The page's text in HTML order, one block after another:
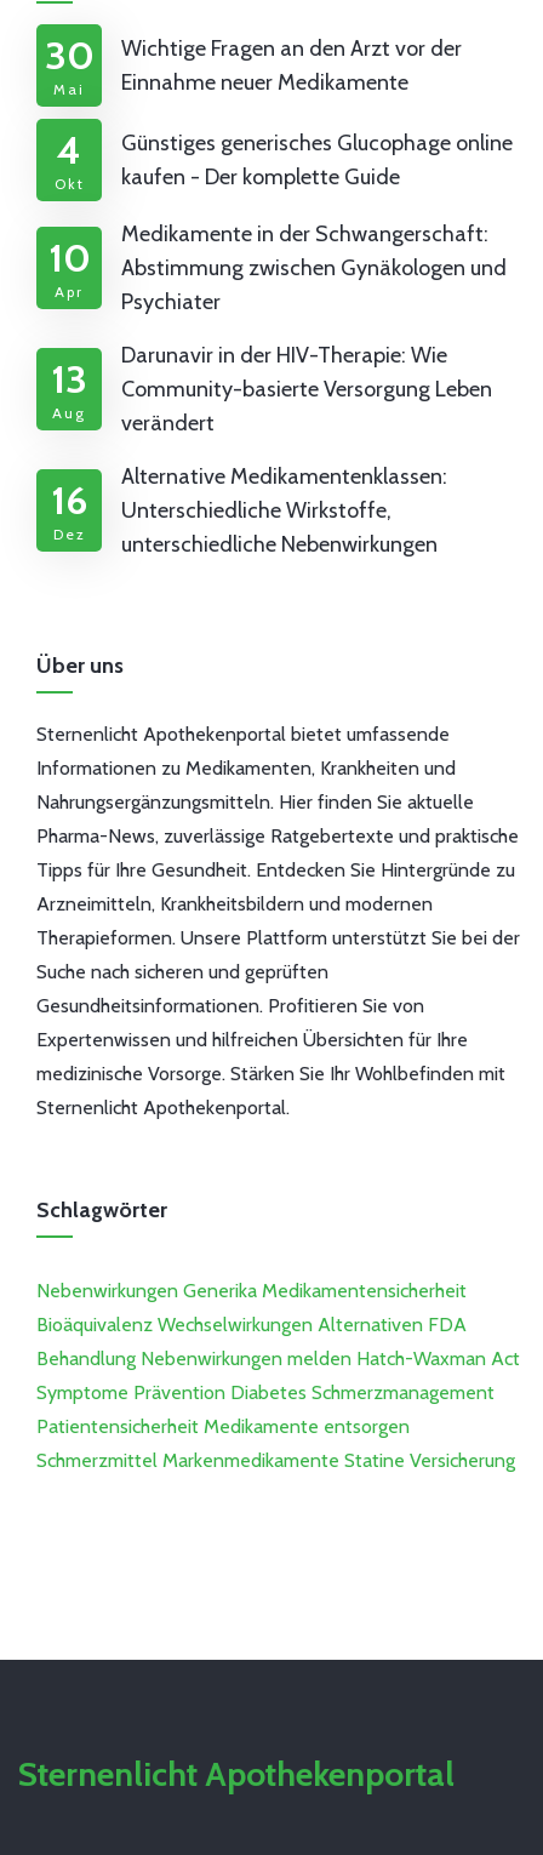
30
Mai
Wichtige Fragen an den Arzt vor der
Einnahme neuer Medikamente
4
Okt
Günstiges generisches Glucophage online
kaufen - Der komplette Guide
10
Apr
Medikamente in der Schwangerschaft:
Abstimmung zwischen Gynäkologen und
Psychiater
13
Aug
Darunavir in der HIV-Therapie: Wie
Community-basierte Versorgung Leben
verändert
16
Dez
Alternative Medikamentenklassen:
Unterschiedliche Wirkstoffe,
unterschiedliche Nebenwirkungen
Über uns
Sternenlicht Apothekenportal bietet umfassende
Informationen zu Medikamenten, Krankheiten und
Nahrungsergänzungsmitteln. Hier finden Sie aktuelle
Pharma-News, zuverlässige Ratgebertexte und praktische
Tipps für Ihre Gesundheit. Entdecken Sie Hintergründe zu
Arzneimitteln, Krankheitsbildern und modernen
Therapieformen. Unsere Plattform unterstützt Sie bei der
Suche nach sicheren und geprüften
Gesundheitsinformationen. Profitieren Sie von
Expertenwissen und hilfreichen Übersichten für Ihre
medizinische Vorsorge. Stärken Sie Ihr Wohlbefinden mit
Sternenlicht Apothekenportal.
Schlagwörter
Nebenwirkungen Generika Medikamentensicherheit
Bioäquivalenz Wechselwirkungen Alternativen FDA
Behandlung Nebenwirkungen melden Hatch-Waxman Act
Symptome Prävention Diabetes Schmerzmanagement
Patientensicherheit Medikamente entsorgen
Schmerzmittel Markenmedikamente Statine Versicherung
Sternenlicht Apothekenportal